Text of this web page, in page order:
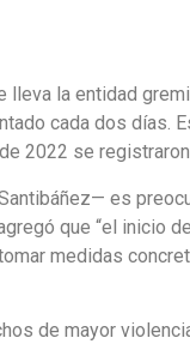
la entidad
cada dos días.
2022 se
es
que “el inicio
medidas
de mayor